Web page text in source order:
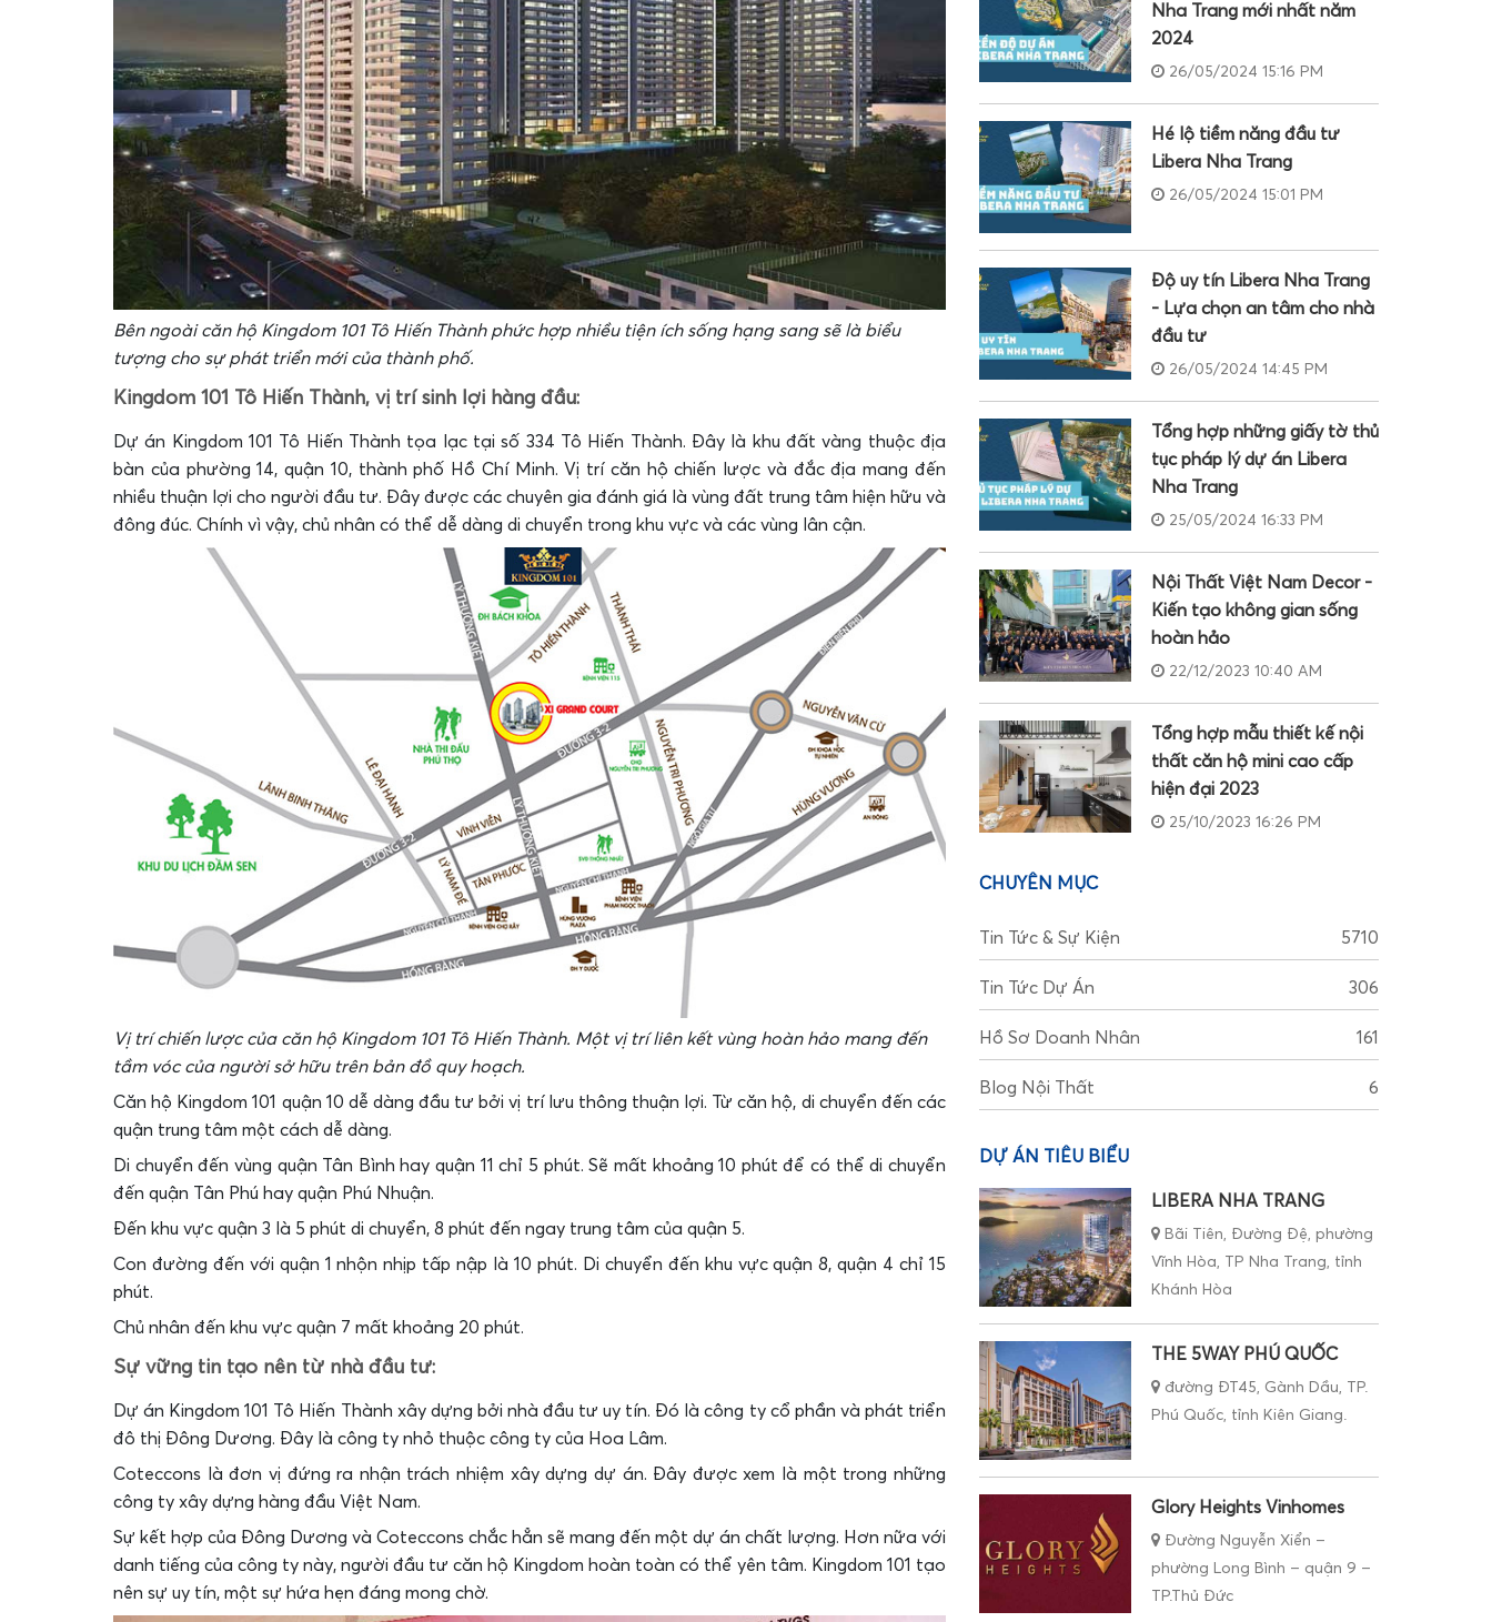
Bên ngoài căn hộ Kingdom 101 Tô Hiến Thành phức hợp nhiều tiện ích sống hạng sang sẽ là biểu
tượng cho sự phát triển mới của thành phố.
Kingdom 101 Tô Hiến Thành, vị trí sinh lợi hàng đầu:
Dự án Kingdom 101 Tô Hiến Thành tọa lạc tại số 334 Tô Hiến Thành. Đây là khu đất vàng thuộc địa
bàn của phường 14, quận 10, thành phố Hồ Chí Minh. Vị trí căn hộ chiến lược và đắc địa mang đến
nhiều thuận lợi cho người đầu tư. Đây được các chuyên gia đánh giá là vùng đất trung tâm hiện hữu và
đông đúc. Chính vì vậy, chủ nhân có thể dễ dàng di chuyển trong khu vực và các vùng lân cận.
Vị trí chiến lược của căn hộ Kingdom 101 Tô Hiến Thành. Một vị trí liên kết vùng hoàn hảo mang đến
tầm vóc của người sở hữu trên bản đồ quy hoạch.
Căn hộ Kingdom 101 quận 10 dễ dàng đầu tư bởi vị trí lưu thông thuận lợi. Từ căn hộ, di chuyển đến các
quận trung tâm một cách dễ dàng.
Di chuyển đến vùng quận Tân Bình hay quận 11 chỉ 5 phút. Sẽ mất khoảng 10 phút để có thể di chuyển
đến quận Tân Phú hay quận Phú Nhuận.
Đến khu vực quận 3 là 5 phút di chuyển, 8 phút đến ngay trung tâm của quận 5.
Con đường đến với quận 1 nhộn nhịp tấp nập là 10 phút. Di chuyển đến khu vực quận 8, quận 4 chỉ 15
phút.
Chủ nhân đến khu vực quận 7 mất khoảng 20 phút.
Sự vững tin tạo nên từ nhà đầu tư:
Dự án Kingdom 101 Tô Hiến Thành xây dựng bởi nhà đầu tư uy tín. Đó là công ty cổ phần và phát triển
đô thị Đông Dương. Đây là công ty nhỏ thuộc công ty của Hoa Lâm.
Coteccons là đơn vị đứng ra nhận trách nhiệm xây dựng dự án. Đây được xem là một trong những
công ty xây dựng hàng đầu Việt Nam.
Sự kết hợp của Đông Dương và Coteccons chắc hẳn sẽ mang đến một dự án chất lượng. Hơn nữa với
danh tiếng của công ty này, người đầu tư căn hộ Kingdom hoàn toàn có thể yên tâm. Kingdom 101 tạo
nên sự uy tín, một sự hứa hẹn đáng mong chờ.
Nha Trang mới nhất năm
2024
26/05/2024 15:16 PM
Hé lộ tiềm năng đầu tư
Libera Nha Trang
26/05/2024 15:01 PM
Độ uy tín Libera Nha Trang
- Lựa chọn an tâm cho nhà
đầu tư
26/05/2024 14:45 PM
Tổng hợp những giấy tờ thủ
tục pháp lý dự án Libera
Nha Trang
25/05/2024 16:33 PM
Nội Thất Việt Nam Decor -
Kiến tạo không gian sống
hoàn hảo
22/12/2023 10:40 AM
Tổng hợp mẫu thiết kế nội
thất căn hộ mini cao cấp
hiện đại 2023
25/10/2023 16:26 PM
CHUYÊN MỤC
Tin Tức & Sự Kiện 5710
Tin Tức Dự Án 306
Hồ Sơ Doanh Nhân 161
Blog Nội Thất 6
DỰ ÁN TIÊU BIỂU
LIBERA NHA TRANG
Bãi Tiên, Đường Đệ, phường
Vĩnh Hòa, TP Nha Trang, tỉnh
Khánh Hòa
THE 5WAY PHÚ QUỐC
đường ĐT45, Gành Dầu, TP.
Phú Quốc, tỉnh Kiên Giang.
Glory Heights Vinhomes
Đường Nguyễn Xiển –
phường Long Bình – quận 9 –
TP.Thủ Đức